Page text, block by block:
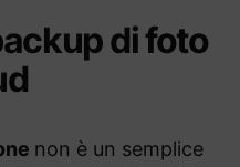
di foto
non è un semplice